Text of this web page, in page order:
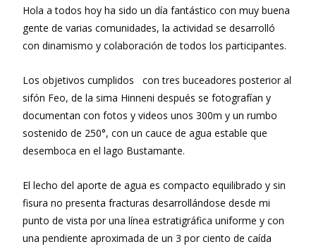
Hola a todos hoy ha sido un día fantástico con muy buena
gente de varias comunidades, la actividad se desarrolló
con dinamismo y colaboración de todos los participantes.
Los objetivos cumplidos con tres buceadores posterior al
sifón Feo, de la sima Hinneni después se fotografían y
documentan con fotos y videos unos 300m y un rumbo
sostenido de 250°, con un cauce de agua estable que
desemboca en el lago Bustamante.
El lecho del aporte de agua es compacto equilibrado y sin
fisura no presenta fracturas desarrollándose desde mi
punto de vista por una línea estratigráfica uniforme y con
una pendiente aproximada de un 3 por ciento de caída